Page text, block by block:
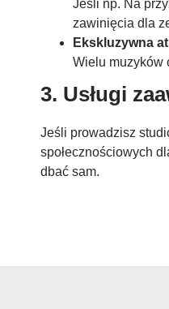
Jeśli np. Na
zawinięcia dla
Ekskluzywna
Wielu muzyków
3. Usługi
Jeśli prowadzisz
społecznościowych
dbać sam.